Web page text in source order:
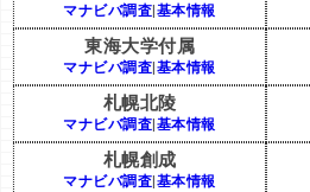
マナビバ調査 基本情報
東海大学付属
マナビバ調査 基本情報
札幌北陵
マナビバ調査 基本情報
札幌創成
マナビバ調査 基本情報